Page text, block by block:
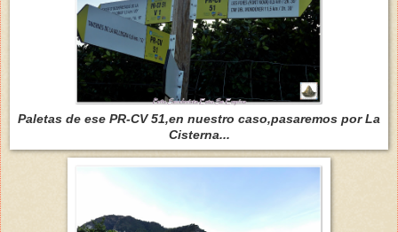
Paletas de ese PR-CV 51,en nuestro caso,pasaremos por La
Cisterna...